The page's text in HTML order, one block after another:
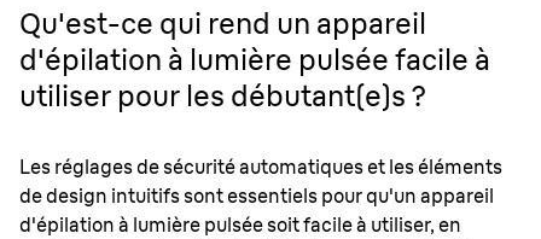
Qu'est-ce qui rend un appareil
d'épilation à lumière pulsée facile à
utiliser pour les débutant(e)s ?
Les réglages de sécurité automatiques et les éléments
de design intuitifs sont essentiels pour qu'un appareil
d'épilation à lumière pulsée soit facile à utiliser, en